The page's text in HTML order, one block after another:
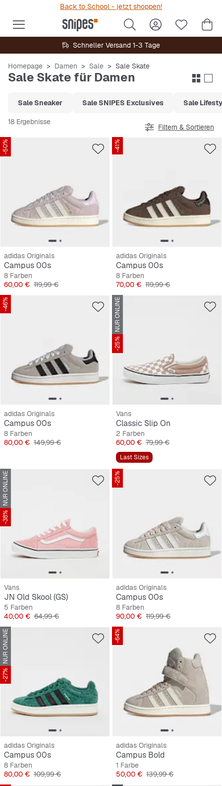
Back to School - jetzt shoppen!
Schneller Versand 1-3 Tage
Homepage Damen Sale Sale Skate
Sale Skate für Damen
Sale Sneaker Sale SNIPES Exclusives Sale
18 Ergebnisse
Filtern & Sortieren
-50%
adidas Originals
Campus 00s
8 Farben
Preis
60,00 € Originalpreis
119,99 €
-41%
adidas Originals
Campus 00s
8 Farben
Preis
70,00 € Originalpreis
119,99 €
-46%
adidas Originals
Campus 00s
8 Farben
Preis
80,00 € Originalpreis
149,99 €
NUR ONLINE
-25%
Vans
Classic Slip On
2 Farben
Preis
60,00 € Originalpreis
79,99 €
Last Sizes
NUR ONLINE
-38%
Vans
JN Old Skool (GS)
5 Farben
Preis
40,00 € Originalpreis
64,99 €
-25%
adidas Originals
Campus 00s
8 Farben
Preis
90,00 € Originalpreis
119,99 €
NUR ONLINE
-27%
adidas Originals
Campus 00s
8 Farben
Preis
80,00 € Originalpreis
109,99 €
-64%
adidas Originals
Campus Bold
1 Farbe
Preis
50,00 € Originalpreis
139,99 €